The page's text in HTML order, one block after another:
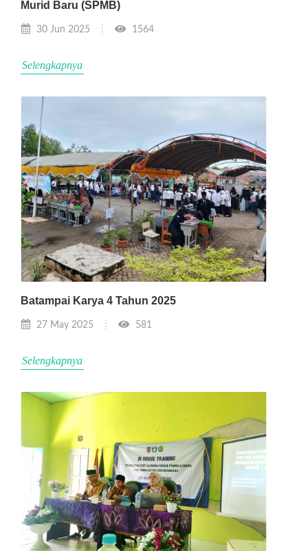
Murid Baru (SPMB)
30 Jun 2025 1564
Selengkapnya
Batampai Karya 4 Tahun 2025
27 May 2025 581
Selengkapnya